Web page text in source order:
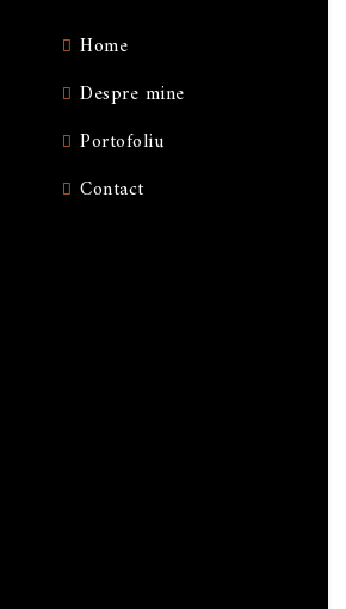
Home
Despre mine
Portofoliu
Contact